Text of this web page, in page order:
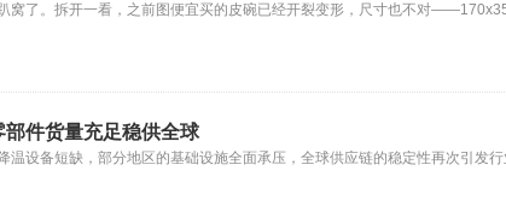
窝了。拆开一看，之前图便宜买的皮碗已经开裂变形，尺寸也不对
件货量充足稳供全球
温设备短缺，部分地区的基础设施全面承压，全球供应链的稳定性再次引发